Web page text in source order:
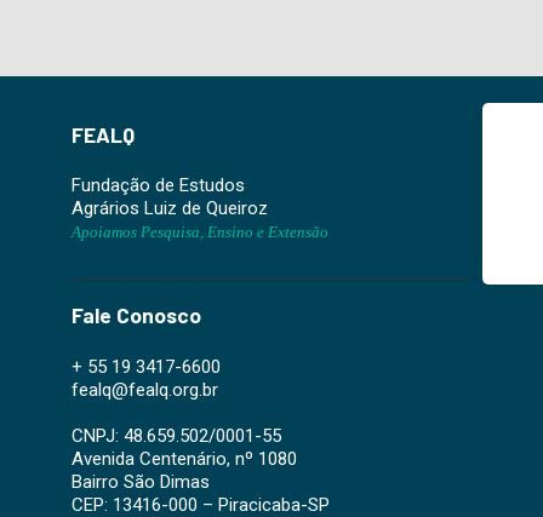
FEALQ
Fundação de Estudos
Agrários Luiz de Queiroz
Apoiamos Pesquisa, Ensino e Extensão
Fale Conosco
+ 55 19 3417-6600
fealq@fealq.org.br
CNPJ: 48.659.502/0001-55
Avenida Centenário, nº 1080
Bairro São Dimas
CEP: 13416-000 – Piracicaba-SP